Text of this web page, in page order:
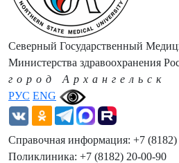
РУС ENG
Северный Государственный
Министерства здравоохранения
город Архангельск
Справочная информация: +7 (8182)
Поликлиника: +7 (8182) 20-00-90